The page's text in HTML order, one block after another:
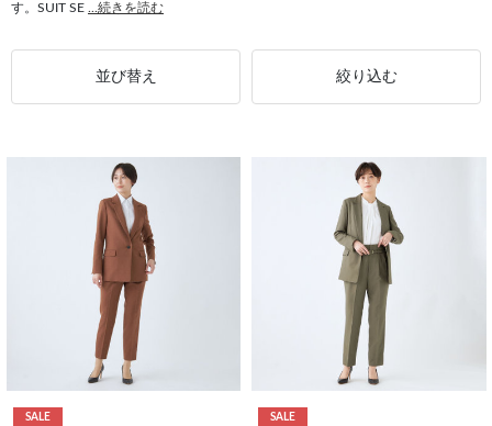
す。SUIT SE
...続きを読む
並び替え 絞り込む
SALE SALE